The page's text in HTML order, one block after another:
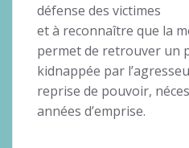
défense des victimes
et à reconnaître que la
permet de retrouver un
kidnappée par
reprise de pouvoir,
années d’emprise.